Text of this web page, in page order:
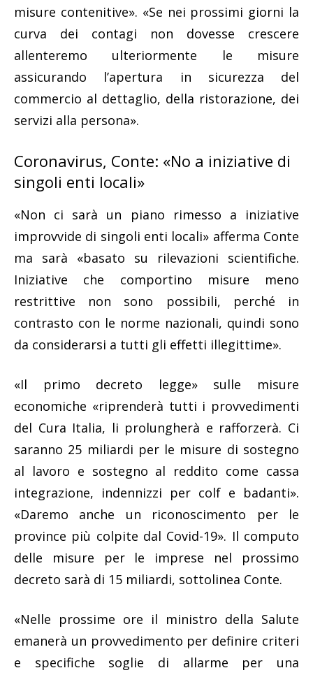
misure contenitive». «Se nei prossimi giorni la
curva dei contagi non dovesse crescere
allenteremo ulteriormente le misure
assicurando l’apertura in sicurezza del
commercio al dettaglio, della ristorazione, dei
servizi alla persona».
Coronavirus, Conte: «No a iniziative di
singoli enti locali»
«Non ci sarà un piano rimesso a iniziative
improvvide di singoli enti locali» afferma Conte
ma sarà «basato su rilevazioni scientifiche.
Iniziative che comportino misure meno
restrittive non sono possibili, perché in
contrasto con le norme nazionali, quindi sono
da considerarsi a tutti gli effetti illegittime».
«Il primo decreto legge» sulle misure
economiche «riprenderà tutti i provvedimenti
del Cura Italia, li prolungherà e rafforzerà. Ci
saranno 25 miliardi per le misure di sostegno
al lavoro e sostegno al reddito come cassa
integrazione, indennizzi per colf e badanti».
«Daremo anche un riconoscimento per le
province più colpite dal Covid-19». Il computo
delle misure per le imprese nel prossimo
decreto sarà di 15 miliardi, sottolinea Conte.
«Nelle prossime ore il ministro della Salute
emanerà un provvedimento per definire criteri
e specifiche soglie di allarme per una